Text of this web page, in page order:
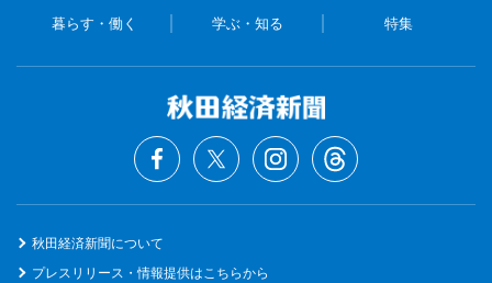
暮らす・働く 学ぶ・知る 特集
秋田経済新聞について
プレスリリース・情報提供はこちらから